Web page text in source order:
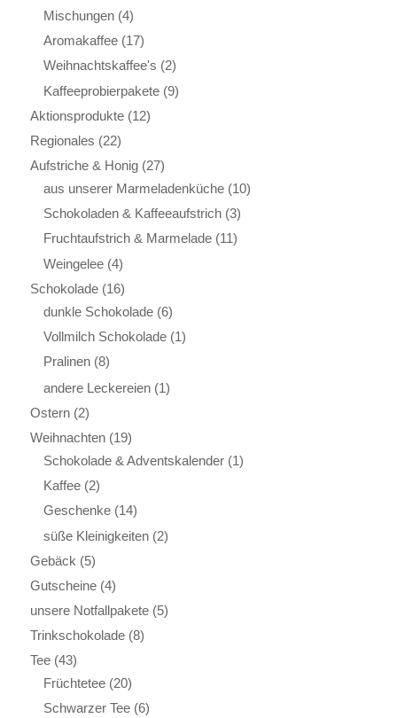
Mischungen (4)
Aromakaffee (17)
Weihnachtskaffee's (2)
Kaffeeprobierpakete (9)
Aktionsprodukte (12)
Regionales (22)
Aufstriche & Honig (27)
aus unserer Marmeladenküche (10)
Schokoladen & Kaffeeaufstrich (3)
Fruchtaufstrich & Marmelade (11)
Weingelee (4)
Schokolade (16)
dunkle Schokolade (6)
Vollmilch Schokolade (1)
Pralinen (8)
andere Leckereien (1)
Ostern (2)
Weihnachten (19)
Schokolade & Adventskalender (1)
Kaffee (2)
Geschenke (14)
süße Kleinigkeiten (2)
Gebäck (5)
Gutscheine (4)
unsere Notfallpakete (5)
Trinkschokolade (8)
Tee (43)
Früchtetee (20)
Schwarzer Tee (6)